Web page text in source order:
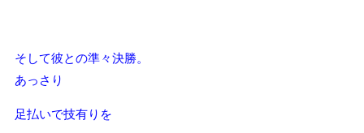
そして彼との準々決勝。
あっさり
足払いで技有りを